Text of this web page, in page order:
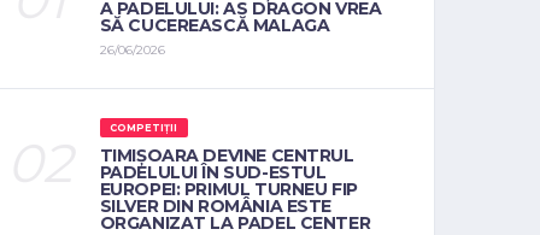
A PADELULUI: AS DRAGON VREA
SĂ CUCEREASCĂ MALAGA
26/06/2026
COMPETIȚII
TIMIȘOARA DEVINE CENTRUL
PADELULUI ÎN SUD-ESTUL
EUROPEI: PRIMUL TURNEU FIP
SILVER DIN ROMÂNIA ESTE
ORGANIZAT LA PADEL CENTER